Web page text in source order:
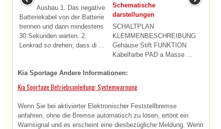
Ausbau 1. Das negative
Batteriekabel von der Batterie
trennen und dann mindestens
30 Sekunden warten. 2.
Lenkrad so drehen, dass di ...
Schematische
darstellungen
SCHALTPLAN
KLEMMENBESCHREIBUNG
Gehäuse Stift FUNKTION
Kabelfarbe PAD a Masse ...
Kia Sportage Andere Informationen:
Kia Sportage Betriebsanleitung: Systemwarnung
Wenn Sie bei aktivierter Elektronischer Feststellbremse
anfahren, ohne die Bremse automatisch zu lösen, ertönt ein
Warnsignal und es erscheint eine diesbezügliche Meldung. Wenn